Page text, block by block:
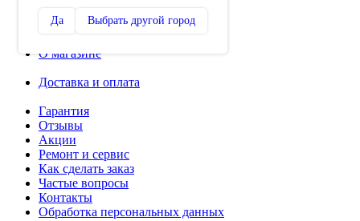
Да Выбрать другой город
Избранное
О магазине
Доставка и оплата
Гарантия
Отзывы
Акции
Ремонт и сервис
Как сделать заказ
Частые вопросы
Контакты
Обработка персональных данных